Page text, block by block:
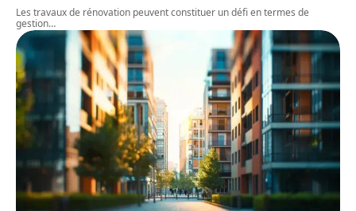
Les travaux de rénovation peuvent constituer un défi en termes de
gestion…